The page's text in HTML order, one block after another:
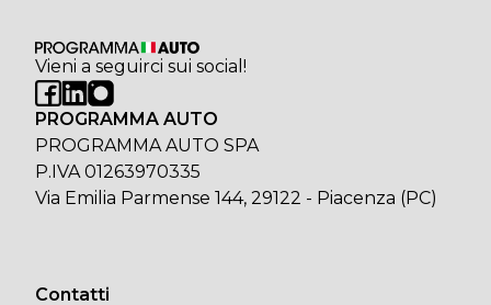
Vieni a seguirci sui social!
PROGRAMMA AUTO
PROGRAMMA AUTO SPA
P.IVA 01263970335
Via Emilia Parmense 144, 29122 - Piacenza (PC)
Contatti